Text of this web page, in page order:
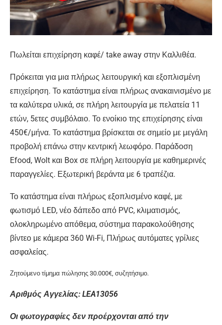
Πωλείται επιχείρηση καφέ/ take away στην Καλλιθέα.
Πρόκειται για μια πλήρως λειτουργική και εξοπλισμένη
επιχείρηση. Το κατάστημα είναι πλήρως ανακαινισμένο με
τα καλύτερα υλικά, σε πλήρη λειτουργία με πελατεία 11
ετών, 5ετες συμβόλαιο. Το ενοίκιο της επιχείρησης είναι
450€/μήνα. Το κατάστημα βρίσκεται σε σημείο με μεγάλη
προβολή επάνω στην κεντρική λεωφόρο. Παράδοση
Efood, Wolt και Box σε πλήρη λειτουργία με καθημερινές
παραγγελίες. Εξωτερική βεράντα με 6 τραπέζια.
Το κατάστημα είναι πλήρως εξοπλισμένο καφέ, με
φωτισμό LED, νέο δάπεδο από PVC, κλιματισμός,
ολοκληρωμένο απόθεμα, σύστημα παρακολούθησης
βίντεο με κάμερα 360 Wi-Fi, Πλήρως αυτόματες γρίλιες
ασφαλείας.
Ζητούμενο τίμημα πώλησης 30.000€, συζητήσιμο.
Αριθμός Αγγελίας: LEA13056
Οι φωτογραφίες δεν προέρχονται από την